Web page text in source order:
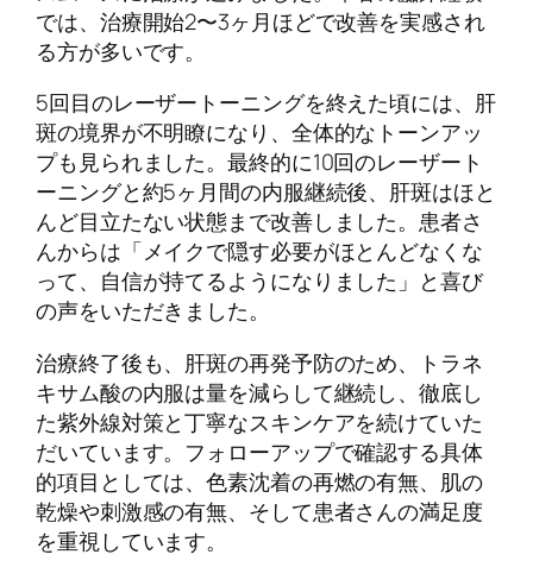
では、治療開始2〜3ヶ月ほどで改善を実感され
る方が多いです。
5回目のレーザートーニングを終えた頃には、肝
斑の境界が不明瞭になり、全体的なトーンアッ
プも見られました。最終的に10回のレーザート
ーニングと約5ヶ月間の内服継続後、肝斑はほと
んど目立たない状態まで改善しました。患者さ
んからは「メイクで隠す必要がほとんどなくな
って、自信が持てるようになりました」と喜び
の声をいただきました。
治療終了後も、肝斑の再発予防のため、トラネ
キサム酸の内服は量を減らして継続し、徹底し
た紫外線対策と丁寧なスキンケアを続けていた
だいています。フォローアップで確認する具体
的項目としては、色素沈着の再燃の有無、肌の
乾燥や刺激感の有無、そして患者さんの満足度
を重視しています。